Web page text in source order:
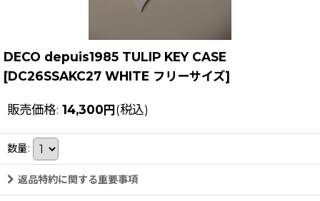
DECO depuis1985 TULIP KEY CASE
[DC26SSAKC27 WHITE フリーサイズ]
販売価格: 14,300円(税込)
数量:
返品特約に関する重要事項